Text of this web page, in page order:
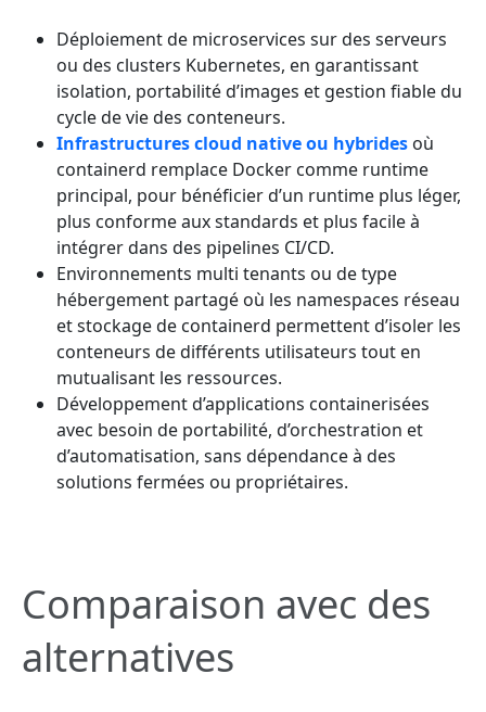
Déploiement de microservices sur des serveurs
ou des clusters Kubernetes, en garantissant
isolation, portabilité d’images et gestion fiable du
cycle de vie des conteneurs.
Infrastructures cloud native ou hybrides où
containerd remplace Docker comme runtime
principal, pour bénéficier d’un runtime plus léger,
plus conforme aux standards et plus facile à
intégrer dans des pipelines CI/CD.
Environnements multi tenants ou de type
hébergement partagé où les namespaces réseau
et stockage de containerd permettent d’isoler les
conteneurs de différents utilisateurs tout en
mutualisant les ressources.
Développement d’applications containerisées
avec besoin de portabilité, d’orchestration et
d’automatisation, sans dépendance à des
solutions fermées ou propriétaires.
Comparaison avec des
alternatives